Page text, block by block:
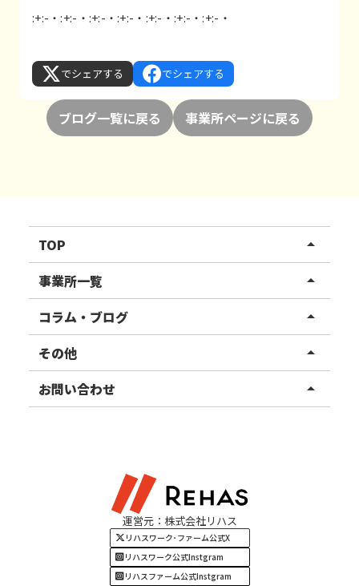
:+:-・:+:-・:+:-・:+:-・:+:-・:+:-・:+:-・
でシェアする でシェアする
ブログ一覧に戻る 事業所ページに戻る
TOP arrow_drop_up
リハスワーク
リハスファーム
事業所一覧 arrow_drop_up
関東エリア
東北エリア
甲信越エリア
四国・九州エリア
コラム・ブログ arrow_drop_up
事業所ブログ
ご利用者様の声
その他 arrow_drop_up
お知らせ
お問い合わせ arrow_drop_up
運営元：株式会社リハス
リハスワーク･ファーム公式X
リハスワーク公式Instgram
リハスファーム公式Instgram